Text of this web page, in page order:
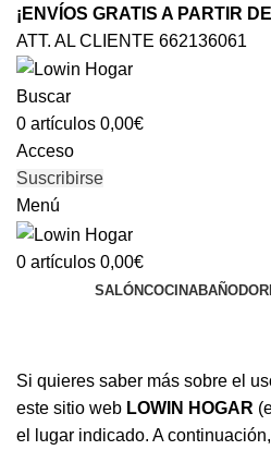
¡ENVÍOS GRATIS A PARTIR
ATT. AL CLIENTE 662136061
Buscar
0 artículos 0,00€
Acceso
Suscribirse
Menú
0 artículos 0,00€
SALÓNCOCINABAÑO
Si quieres saber más sobre el
este sitio web LOWIN HOGAR
el lugar indicado. A